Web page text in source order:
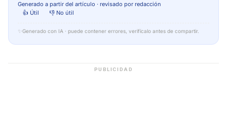
Generado a partir del artículo · revisado por redacción
👍 Útil
👎 No útil
✨ Generado con IA · puede contener errores, verifícalo antes de compartir.
PUBLICIDAD